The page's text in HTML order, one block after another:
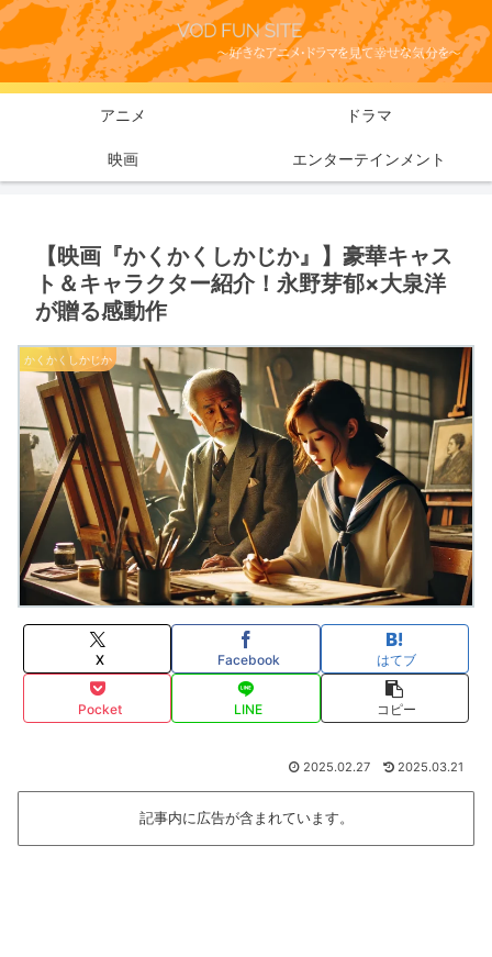
アニメ ドラマ
映画 エンターテインメント
【映画『かくかくしかじか』】豪華キャス
ト＆キャラクター紹介！永野芽郁×大泉洋
が贈る感動作
かくかくしかじか
X Facebook はてブ
Pocket LINE コピー
2025.02.27 2025.03.21
記事内に広告が含まれています。